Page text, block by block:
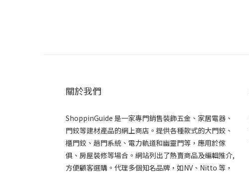
關於我們
ShoppinGuide 是一家專門銷售裝飾五金、家居電器、
門鉸等建材產品的網上商店。提供各種款式的大門鉸、
櫃門鉸、趟門系統、電力軌道和幽靈門等，應用於傢
俱、房屋裝修等場合。網站列出了熱賣商品及編輯推介,
方便顧客選購。代理多個知名品牌，如NV、Nitto 等，